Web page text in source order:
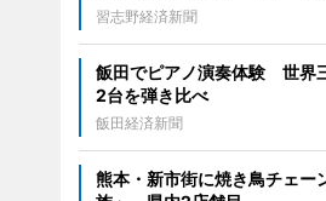
習志野経済新聞
飯田でピアノ演奏体験 世界
2台を弾き比べ
飯田経済新聞
熊本・新市街に焼き鳥チェー